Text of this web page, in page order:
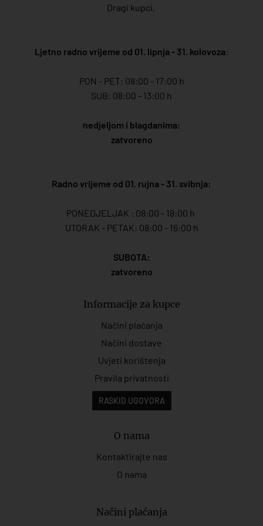
Dragi kupci,
Ljetno radno vrijeme od 01. lipnja - 31. kolovoza:
PON - PET: 08:00 - 17:00 h
SUB: 08:00 - 13:00 h
nedjeljom i blagdanima:
zatvoreno
Radno vrijeme od 01. rujna - 31. svibnja:
PONEDJELJAK : 08:00 - 18:00 h
UTORAK - PETAK: 08:00 - 16:00 h
SUBOTA:
zatvoreno
Informacije za kupce
Načini plaćanja
Načini dostave
Uvjeti korištenja
Pravila privatnosti
RASKID UGOVORA
O nama
Kontaktirajte nas
O nama
Načini plaćanja